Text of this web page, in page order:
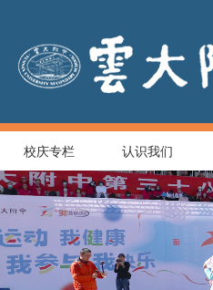
校庆专栏 认识我们